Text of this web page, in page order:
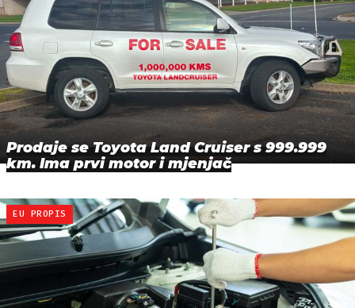
Prodaje se Toyota Land Cruiser s 999.999
km. Ima prvi motor i mjenjač
EU PROPIS